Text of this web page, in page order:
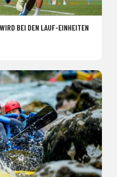
BEI DEN LAUF-EINHEITEN